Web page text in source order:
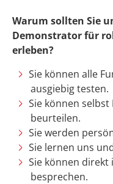
Warum sollten Sie
Demonstrator für
erleben?
Sie können alle
ausgiebig testen.
Sie können
beurteilen.
Sie werden
Sie lernen uns
Sie können
besprechen.